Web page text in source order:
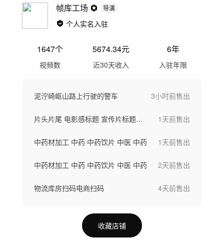
帧库工场 导演
个人实名入驻
1647个
视频数
5674.34元
近30天收入
6年
入驻年限
泥泞崎岖山路上行驶的警车 3小时前售出
片头片尾 电影感标题 宣传片标题金属标题 1天前售出
中药材加工 中药 中药饮片 中医 中药 1天前售出
中药材加工 中药 中药饮片 中医 中药 2天前售出
物流库房扫码电商扫码 4天前售出
收藏店铺